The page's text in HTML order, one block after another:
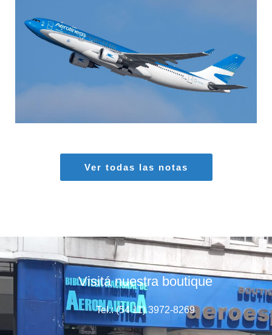
MARIA SONZINI
Ver todas las notas
Visitá nuestra boutique
Tel.: (54 11) 3972-8269